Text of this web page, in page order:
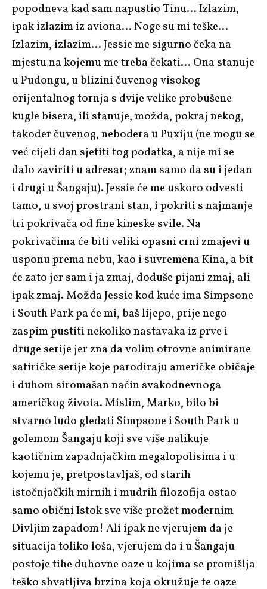
popodneva kad sam napustio Tinu… Izlazim,
ipak izlazim iz aviona… Noge su mi teške…
Izlazim, izlazim… Jessie me sigurno čeka na
mjestu na kojemu me treba čekati… Ona stanuje
u Pudongu, u blizini čuvenog visokog
orijentalnog tornja s dvije velike probušene
kugle bisera, ili stanuje, možda, pokraj nekog,
također čuvenog, nebodera u Puxiju (ne mogu se
već cijeli dan sjetiti tog podatka, a nije mi se
dalo zaviriti u adresar; znam samo da su i jedan
i drugi u Šangaju). Jessie će me uskoro odvesti
tamo, u svoj prostrani stan, i pokriti s najmanje
tri pokrivača od fine kineske svile. Na
pokrivačima će biti veliki opasni crni zmajevi u
usponu prema nebu, kao i suvremena Kina, a bit
će zato jer sam i ja zmaj, doduše pijani zmaj, ali
ipak zmaj. Možda Jessie kod kuće ima Simpsone
iSouth Parkpa će mi, baš lijepo, prije nego
zaspim pustiti nekoliko nastavaka iz prve i
druge serije jer zna da volim otrovne animirane
satiričke serije koje parodiraju američke običaje
i duhom siromašan način svakodnevnoga
američkog života. Mislim, Marko, bilo bi
stvarno ludo gledatiSimpsone iSouth Parku
golemom Šangaju koji sve više nalikuje
kaotičnim zapadnjačkim megalopolisima i u
kojemu je, pretpostavljaš, od starih
istočnjačkih mirnih i mudrih filozofija ostao
samo obični Istok sve više prožet modernim
Divljim zapadom! Ali ipak ne vjerujem da je
situacija toliko loša, vjerujem da i u Šangaju
postoje tihe duhovne oaze u kojima se promišlja
teško shvatljiva brzina koja okružuje te oaze